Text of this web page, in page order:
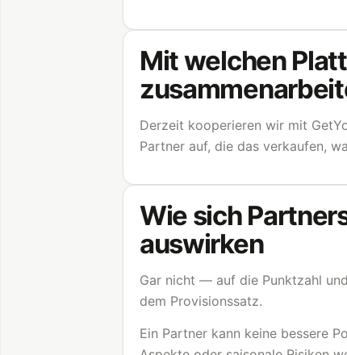
Mit welchen
Derzeit kooperieren wir mit
Partner auf, die das verkaufen,
Wie sich
auswirken
Gar nicht — auf die Punktzahl
dem Provisionssatz.
Ein Partner kann keine bessere